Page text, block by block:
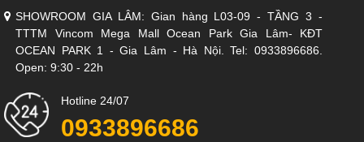
của Biz Nội Thất để mua sắm ngay nào.
THÔNG TIN THƯƠNG HIỆU BIZNOITHAT
CÔNG TY TNHH BIZ NỘI THẤT
Website:
Hotline: 0933896686
SHOWROOM GIA LÂM: Gian hàng L03-09 - TẦNG 3 -
TTTM Vincom Mega Mall Ocean Park Gia Lâm- KĐT
OCEAN PARK 1 - Gia Lâm - Hà Nội. Tel: 0933896686.
Open: 9:30 - 22h
Hotline 24/07
0933896686